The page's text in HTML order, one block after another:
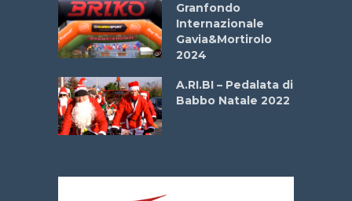
Granfondo
Internazionale
Gavia&Mortirolo
2024
A.RI.BI – Pedalata di
Babbo Natale 2022